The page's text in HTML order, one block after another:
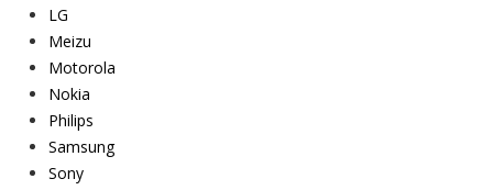
LG
Meizu
Motorola
Nokia
Philips
Samsung
Sony